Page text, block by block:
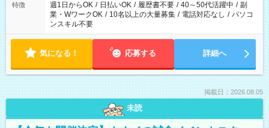
特徴 週1日からOK / 日払いOK / 履歴書不要 / 40～50代活躍中 / 副
業・WワークOK / 10名以上の大量募集 / 電話対応なし / パソコ
ンスキル不要
気になる！ 応募する 詳細へ
掲載日：2026.08.05
未読